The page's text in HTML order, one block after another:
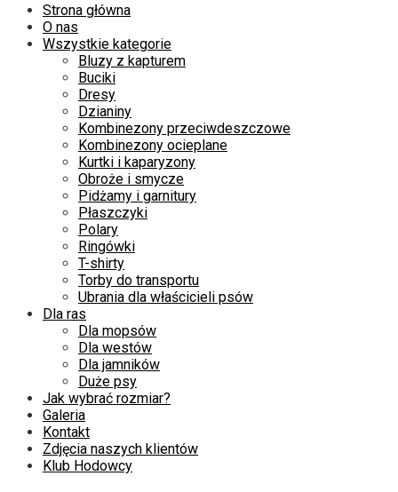
Skip
content
Strona główna
O nas
Wszystkie kategorie
Bluzy z kapturem
Buciki
Dresy
Dzianiny
Kombinezony przeciwdeszczowe
Kombinezony ocieplane
Kurtki i kaparyzony
Obroże i smycze
Pidżamy i garnitury
Płaszczyki
Polary
Ringówki
T-shirty
Torby do transportu
Ubrania dla właścicieli psów
Dla ras
Dla mopsów
Dla westów
Dla jamników
Duże psy
Jak wybrać rozmiar?
Galeria
Kontakt
Zdjęcia naszych klientów
Klub Hodowcy